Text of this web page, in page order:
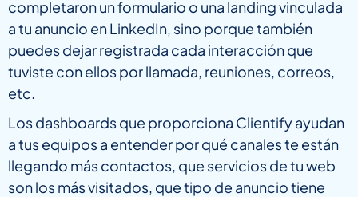
completaron un formulario o una landing vinculada
a tu anuncio en LinkedIn, sino porque también
puedes dejar registrada cada interacción que
tuviste con ellos por llamada, reuniones, correos,
etc.
Los dashboards que proporciona Clientify ayudan
a tus equipos a entender por qué canales te están
llegando más contactos, que servicios de tu web
son los más visitados, que tipo de anuncio tiene